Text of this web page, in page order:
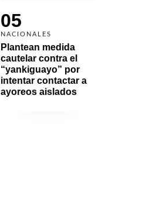
05
NACIONALES
Plantean medida
cautelar contra el
“yankiguayo” por
intentar contactar a
ayoreos aislados